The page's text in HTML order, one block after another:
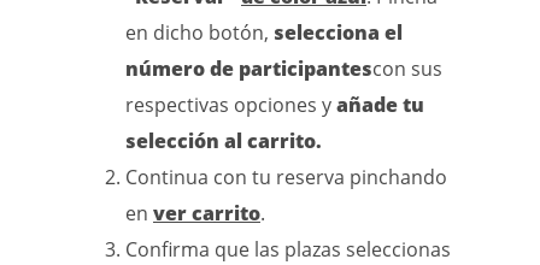
en dicho botón, selecciona el
número de participantescon sus
respectivas opciones yañade tu
selección al carrito.
Continua con tu reserva pinchando
en ver carrito.
Confirma que las plazas seleccionas